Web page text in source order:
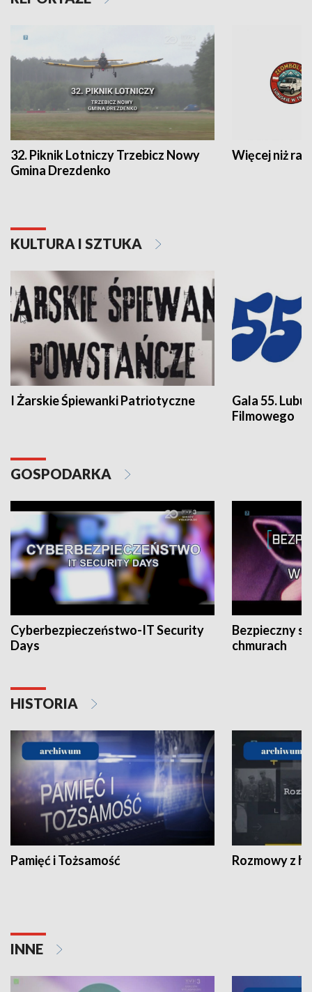
32. Piknik Lotniczy Trzebicz Nowy
Gmina Drezdenko
Więcej niż rajd
KULTURA I SZTUKA
I Żarskie Śpiewanki Patriotyczne
Gala 55.
Filmowego
GOSPODARKA
Cyberbezpieczeństwo-IT Security
Days
Bezpieczny
chmurach
HISTORIA
Pamięć i Tożsamość Rozmowy z
INNE